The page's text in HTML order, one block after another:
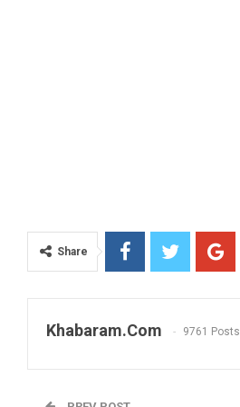
Share
Khabaram.Com 9761 Posts